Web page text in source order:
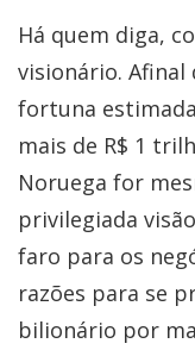
Há quem diga,
visionário. Afinal
fortuna
mais de R$ 1
Noruega for
privilegiada
faro para os
razões para se
bilionário por